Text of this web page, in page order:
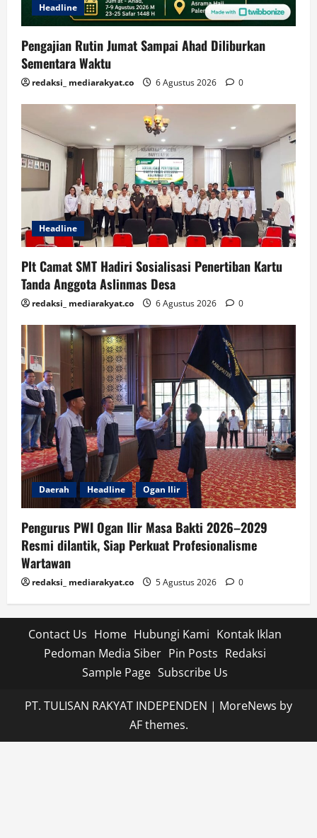
Headline
Pengajian Rutin Jumat Sampai Ahad Diliburkan
Sementara Waktu
redaksi_ mediarakyat.co 6 Agustus 2026 0
Headline
Plt Camat SMT Hadiri Sosialisasi Penertiban Kartu
Tanda Anggota Aslinmas Desa
redaksi_ mediarakyat.co 6 Agustus 2026 0
Daerah Headline Ogan Ilir
Pengurus PWI Ogan Ilir Masa Bakti 2026–2029
Resmi dilantik, Siap Perkuat Profesionalisme
Wartawan
redaksi_ mediarakyat.co 5 Agustus 2026 0
Contact Us Home Hubungi Kami Kontak Iklan
Pedoman Media Siber Pin Posts Redaksi
Sample Page Subscribe Us
PT. TULISAN RAKYAT INDEPENDEN | MoreNews by
AF themes.